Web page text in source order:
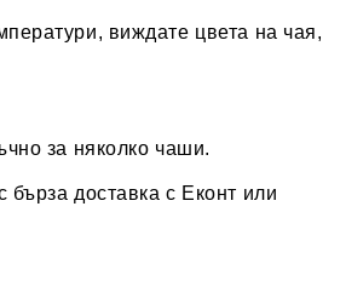
виждате цвета на чая,
за няколко чаши.
бърза доставка с Еконт или